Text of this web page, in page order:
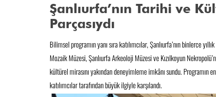
Şanlıurfa’nın Tarihi ve
Parçasıydı
Bilimsel programın yanı sıra katılımcılar, Şanlıurfa’nın binlerce
Mozaik Müzesi, Şanlıurfa Arkeoloji Müzesi ve Kızılkoyun
kültürel mirasını yakından deneyimleme imkânı sundu. Programın
katılımcılar tarafından büyük ilgiyle karşılandı.